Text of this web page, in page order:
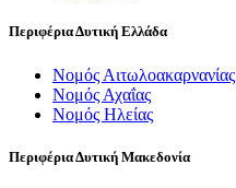
Περιφέρια Δυτική Ελλάδα
Νομός Αιτωλοακαρνανίας
Νομός Αχαΐας
Νομός Ηλείας
Περιφέρια Δυτική Μακεδονία